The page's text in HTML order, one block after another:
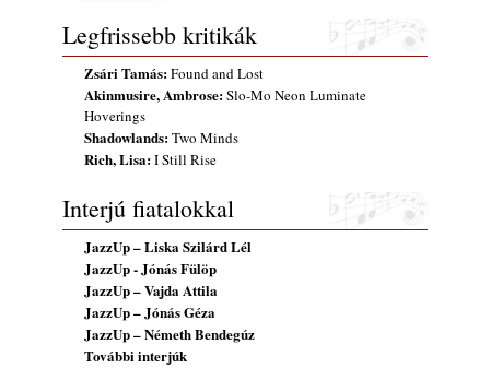
Legfrissebb kritikák
Zsári Tamás:Found and Lost
Akinmusire, Ambrose:Slo-Mo Neon Luminate
Hoverings
Shadowlands:Two Minds
Rich, Lisa:I Still Rise
Interjú fiatalokkal
JazzUp – Liska Szilárd Lél
JazzUp - Jónás Fülöp
JazzUp – Vajda Attila
JazzUp – Jónás Géza
JazzUp – Németh Bendegúz
További interjúk